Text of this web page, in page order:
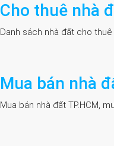
Cho thuê nhà
Danh sách nhà đất cho
Mua bán nhà
Mua bán nhà đất TP.HCM,